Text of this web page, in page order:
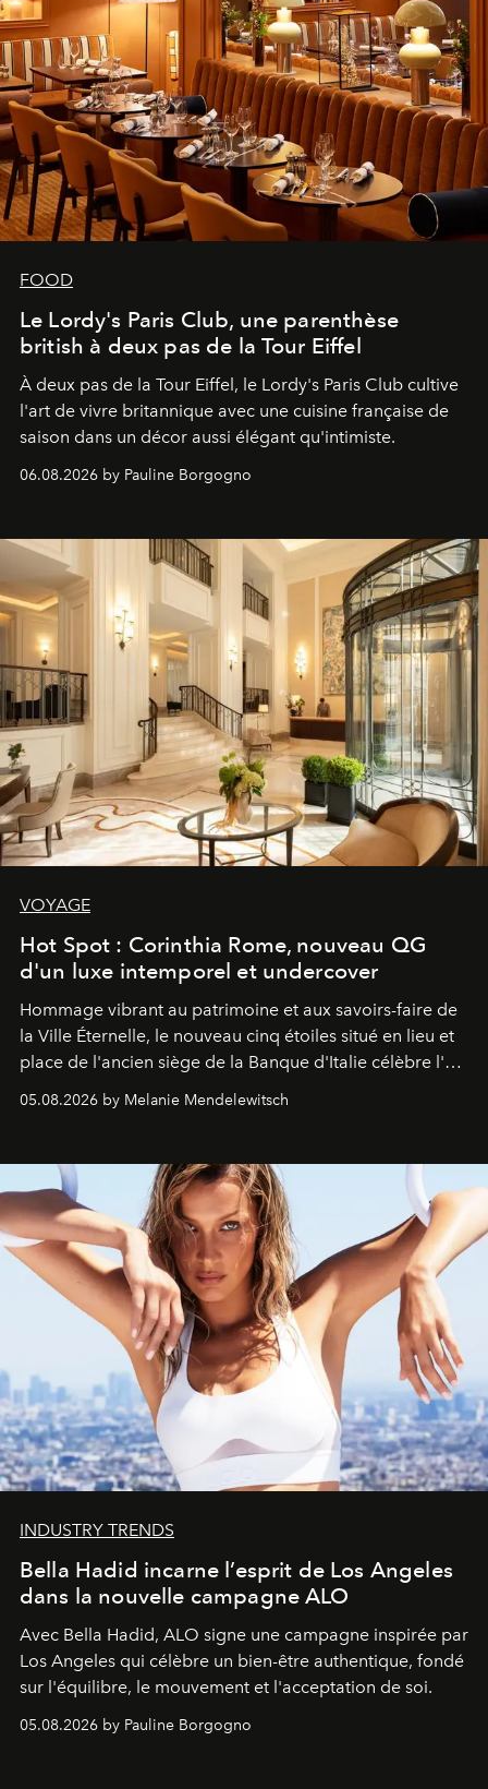
FOOD
Le Lordy's Paris Club, une parenthèse
british à deux pas de la Tour Eiffel
À deux pas de la Tour Eiffel, le Lordy's Paris Club cultive
l'art de vivre britannique avec une cuisine française de
saison dans un décor aussi élégant qu'intimiste.
06.08.2026 by Pauline Borgogno
VOYAGE
Hot Spot : Corinthia Rome, nouveau QG
d'un luxe intemporel et undercover
Hommage vibrant au patrimoine et aux savoirs-faire de
la Ville Éternelle, le nouveau cinq étoiles situé en lieu et
place de l'ancien siège de la Banque d'Italie célèbre l'art
05.08.2026 by Melanie Mendelewitsch
INDUSTRY TRENDS
Bella Hadid incarne l’esprit de Los Angeles
dans la nouvelle campagne ALO
Avec Bella Hadid, ALO signe une campagne inspirée par
Los Angeles qui célèbre un bien-être authentique, fondé
sur l'équilibre, le mouvement et l'acceptation de soi.
05.08.2026 by Pauline Borgogno